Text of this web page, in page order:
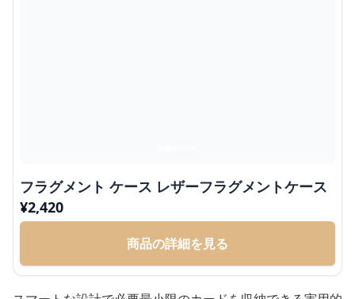
フラグメント ケース レザーフラグメントケース
¥2,420
商品の詳細を見る